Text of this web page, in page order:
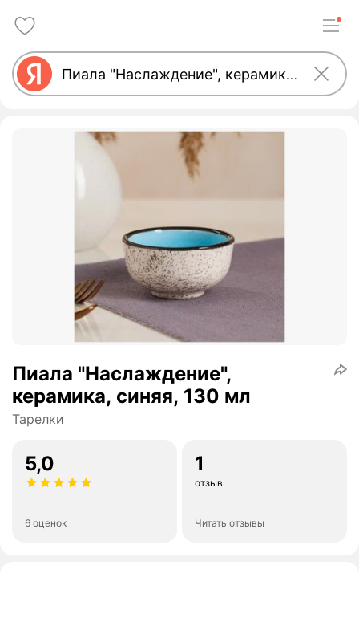
Пиала "Наслаждение",
керамика, синяя, 130 мл
Тарелки
5,0
6 оценок
1
отзыв
Читать отзывы